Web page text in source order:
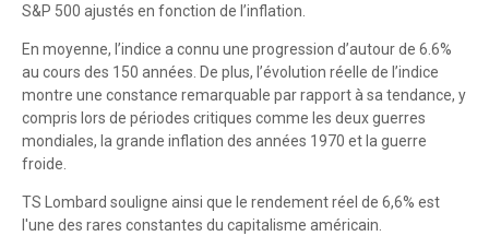
S&P 500 ajustés en fonction de l’inflation.
En moyenne, l’indice a connu une progression d’autour de 6.6%
au cours des 150 années. De plus, l’évolution réelle de l’indice
montre une constance remarquable par rapport à sa tendance, y
compris lors de périodes critiques comme les deux guerres
mondiales, la grande inflation des années 1970 et la guerre
froide.
TS Lombard souligne ainsi que le rendement réel de 6,6% est
l'une des rares constantes du capitalisme américain.